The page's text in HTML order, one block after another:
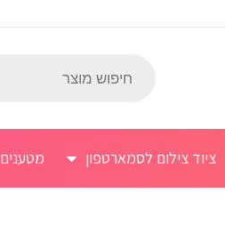
ציוד צילום לסמארטפון